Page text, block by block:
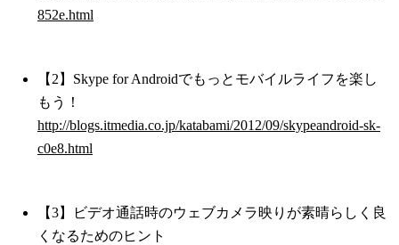
852e.html
【2】Skype for Androidでもっとモバイルライフを楽し
もう！
http://blogs.itmedia.co.jp/katabami/2012/09/skypeandroid-sk-
c0e8.html
【3】ビデオ通話時のウェブカメラ映りが素晴らしく良
くなるためのヒント